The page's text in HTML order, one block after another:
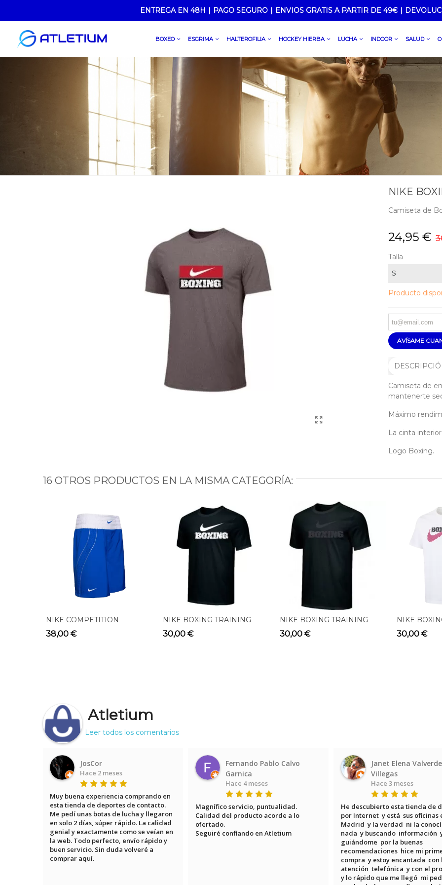
ENTREGA EN 48H | PAGO SEGURO | ENVIOS GRATIS A PARTIR DE 49€ |
BOXEO ESGRIMA HALTEROFILIA HOCKEY HIERBA LUCHA INDOOR SALUD
NIKE
Camiseta de
24,95 €
Talla
Producto
AVÍSAME
Camiseta de
mantenerte
Máximo
La cinta
Logo Boxing.
16 OTROS PRODUCTOS EN LA MISMA CATEGORÍA:
NIKE COMPETITION
BOXING SHORT BLUE
38,00 €
NIKE BOXING TRAINING
TEE BLACK BX02
30,00 €
NIKE BOXING TRAINING
TEE BLACK BX04
30,00 €
NIKE
30,00 €
Atletium
Leer todos los comentarios
JosCor
Hace 2 meses
Muy buena experiencia comprando en
esta tienda de deportes de contacto.
Me pedí unas botas de lucha y llegaron
en solo 2 días, súper rápido. La calidad
genial y exactamente como se veían en
la web. Todo perfecto, envío rápido y
buen servicio. Sin duda volveré a
comprar aquí.
Fernando Pablo Calvo
Garnica
Hace 4 meses
Magnífico servicio, puntualidad.
Calidad del producto acorde a lo
ofertado.
Seguiré confiando en Atletium
Janet Elena Valverde
Villegas
Hace 3 meses
He descubierto esta tienda de
por Internet  y está  sus oficinas
Madrid  y la verdad  ni la
nada  y buscando  información
guiándome  por la buenas
recomendaciones  hice mi
compra  y estoy encantada  con
atención  telefónica  y con el
y lo rápido que me llegó  mi